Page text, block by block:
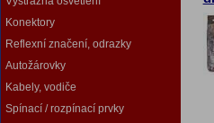
Konektory
Reflexní značení, odrazky
Autožárovky
Kabely, vodiče
Spínací / rozpínací prvky